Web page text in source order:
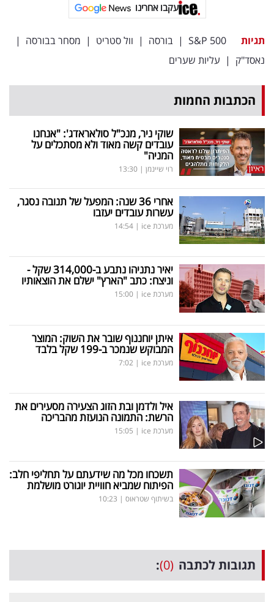
עקבו אחרינו
תגיות S&P 500
| בורסה | וול סטריט | מסחר בבורסה |
נאסד"ק | עליות שערים
הכתבות החמות
שוקי ניר, מנכ"ל סולאראדג': "אנחנו
עובדים קשה מאוד ולא מסתכלים על
המניה"
רוי שיינמן |
13:30
אחרי 36 שנה: המפעל של תנובה נסגר,
עשרות עובדים יעזבו
מערכת ice |
14:54
יאיר נתניהו נתבע ב-314,000 שקל -
וניצח: כתב "הארץ" ישלם את הוצאותיו
מערכת ice |
15:00
איתן יוחננוף שובר את השוק: המוצר
המבוקש שנמכר ב-199 שקל בלבד
מערכת ice |
7:02
איל ולדמן ובת הזוג הצעירה מסעירים את
הרשת: התמונה הנועזת מהבריכה
מערכת ice |
15:05
תשכחו מכל מה שידעתם על תחליפי חלב:
הפיתוח שמביא חוויית יוגורט מושלמת
בשיתוף שטראוס |
10:23
תגובות לכתבה (0)
: